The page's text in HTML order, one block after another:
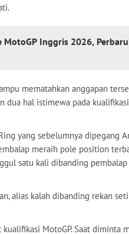
MotoGP Inggris 2026,
mematahkan anggapan
hal istimewa pada
yang sebelumnya dipegang
meraih pole position
satu kali dibanding
alias kalah dibanding rekan
MotoGP. Saat diminta